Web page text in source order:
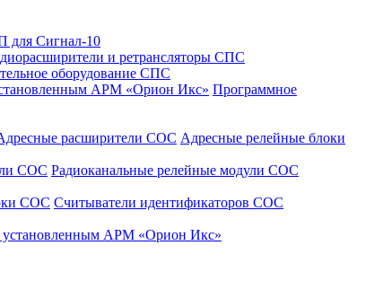
для Сигнал-10
и ретрансляторы СПС
оборудование СПС
АРМ «Орион Икс» Программное
расширители СОС Адресные релейные блоки
СОС Радиоканальные релейные модули СОС
СОС Считыватели идентификаторов СОС
АРМ «Орион Икс»